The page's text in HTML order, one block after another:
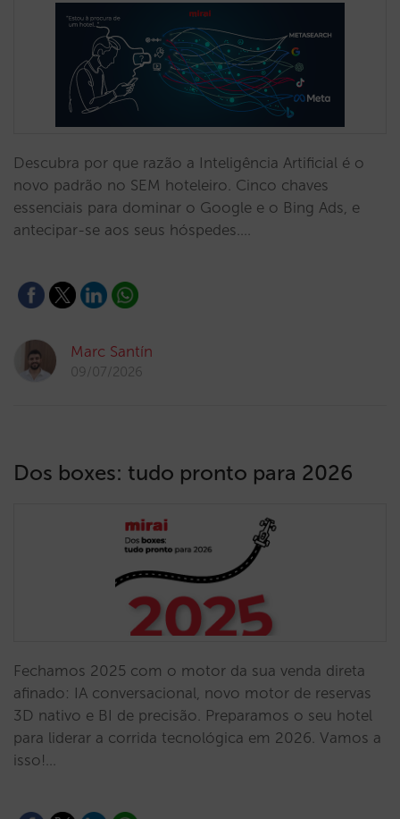
Descubra por que razão a Inteligência Artificial é o
novo padrão no SEM hoteleiro. Cinco chaves
essenciais para dominar o Google e o Bing Ads, e
antecipar-se aos seus hóspedes.…
Marc Santín
09/07/2026
Dos boxes: tudo pronto para 2026
Fechamos 2025 com o motor da sua venda direta
afinado: IA conversacional, novo motor de reservas
3D nativo e BI de precisão. Preparamos o seu hotel
para liderar a corrida tecnológica em 2026. Vamos a
isso!…